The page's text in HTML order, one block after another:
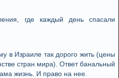
где каждый день спасали
в Израиле так дорого жить (цены
стран мира). Ответ банальный
жизнь. И право на нее.